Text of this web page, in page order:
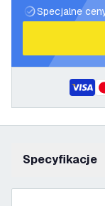
Specjalne
Specyfikacje